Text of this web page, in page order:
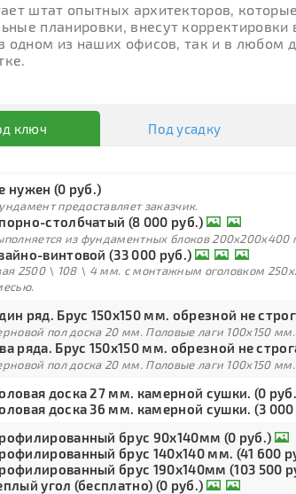
штат опытных архитекторов,
планировки, внесут корректировки
одном из наших офисов, так и в любом
ключ Под усадку
нужен (0 руб.)
предоставляет заказчик.
столбчатый (8 000 руб.)
из фундаментных блоков 200х200х400
винтовой (33 000 руб.)
2500 \ 108 \ 4 мм. с монтажным оголовком
ряд. Брус 150х150 мм. обрезной не
пол доска 20 мм. Половые лаги 100х150
ряда. Брус 150х150 мм. обрезной не
пол доска 20 мм. Половые лаги 100х150
доска 27 мм. камерной сушки. (0
доска 36 мм. камерной сушки. (3 000
брус 90х140мм (0 руб.)
брус 140х140 мм. (41 600
брус 190х140мм (103 500
угол (бесплатно) (0 руб.)